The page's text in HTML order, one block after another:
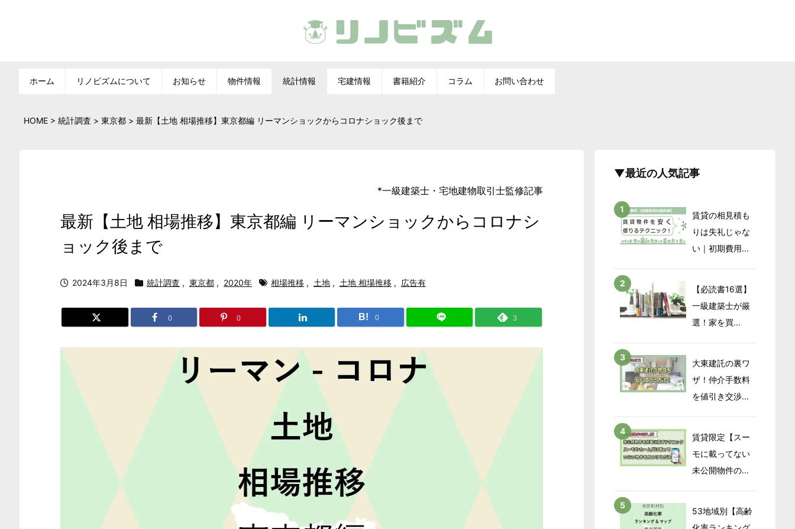
ホーム リノビズムについて お知らせ 物件情報 統計情報 宅建情報 書籍紹介 コラム お問い合わせ
HOME > 統計調査 > 東京都 > 最新【土地 相場推移】東京都編 リーマンショックからコロナショック後まで
*一級建築士 ・ 宅地建物取引士監修記事
最新【土地 相場推移】東京都編 リーマンショックからコロナシ
ョック後まで
2024年3月8日 統計調査 , 東京都 , 2020年 相場推移 , 土地 , 土地 相場推移 , 広告有
0 0 B! 0 3
▼最近の人気記事
賃貸の相見積も
りは失礼じゃな
い｜初期費用...
【必読書16選】
一級建築士が厳
選！家を買...
大東建託の裏ワ
ザ！仲介手数料
を値引き交渉...
賃貸限定【スー
モに載ってない
未公開物件の...
53地域別【高齢